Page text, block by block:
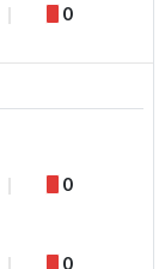
0
0
0